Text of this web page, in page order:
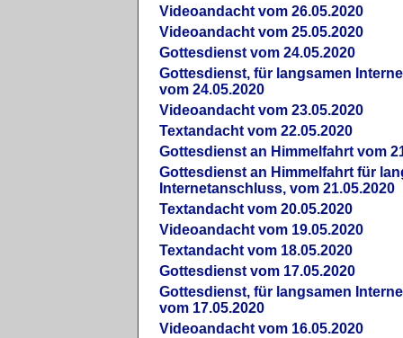
Videoandacht vom 26.05.2020
Videoandacht vom 25.05.2020
Gottesdienst vom 24.05.2020
Gottesdienst, für langsamen
vom 24.05.2020
Videoandacht vom 23.05.2020
Textandacht vom 22.05.2020
Gottesdienst an Himmelfahrt vom
Gottesdienst an Himmelfahrt für
Internetanschluss, vom 21.05.2020
Textandacht vom 20.05.2020
Videoandacht vom 19.05.2020
Textandacht vom 18.05.2020
Gottesdienst vom 17.05.2020
Gottesdienst, für langsamen
vom 17.05.2020
Videoandacht vom 16.05.2020